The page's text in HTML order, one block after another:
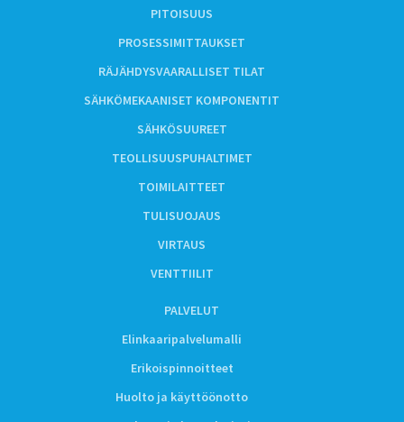
PITOISUUS
PROSESSIMITTAUKSET
RÄJÄHDYSVAARALLISET TILAT
SÄHKÖMEKAANISET KOMPONENTIT
SÄHKÖSUUREET
TEOLLISUUSPUHALTIMET
TOIMILAITTEET
TULISUOJAUS
VIRTAUS
VENTTIILIT
PALVELUT
Elinkaaripalvelumalli
Erikoispinnoitteet
Huolto ja käyttöönotto